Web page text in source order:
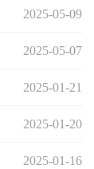
2025-05-09
2025-05-07
2025-01-21
2025-01-20
2025-01-16